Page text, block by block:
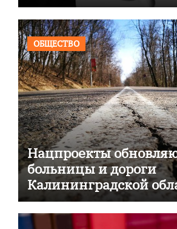
ОБЩЕСТВО
Нацпроекты
больницы и дороги
Калининградской